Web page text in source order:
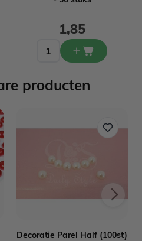
1,85
producten
Decoratie Parel Half (100st)